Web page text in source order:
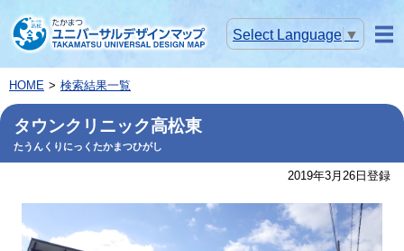
Select Language ▼
HOME 検索結果一覧
タウンクリニック高松東
たうんくりにっくたかまつひがし
2019年3月26日登録